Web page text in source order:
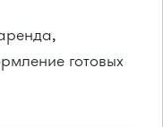
готовых